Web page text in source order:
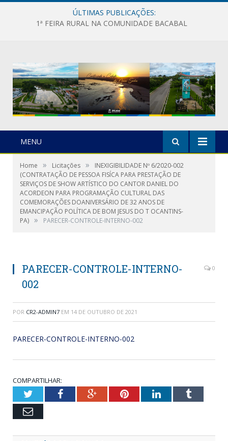
ÚLTIMAS PUBLICAÇÕES:
1ª FEIRA RURAL NA COMUNIDADE BACABAL
MENU
Home » Licitações »
INEXIGIBILIDADE Nº 6/2020-002
(CONTRATAÇÃO DE PESSOA FISÍCA PARA PRESTAÇÃO DE
SERVIÇOS DE SHOW ARTÍSTICO DO CANTOR DANIEL DO
ACORDEON PARA PROGRAMAÇÃO CULTURAL DAS
COMEMORAÇÕES DOANIVERSÁRIO DE 32 ANOS DE
EMANCIPAÇÃO POLÍTICA DE BOM JESUS DO T OCANTINS-
PA) » PARECER-CONTROLE-INTERNO-002
PARECER-CONTROLE-INTERNO-
002
0
POR CR2-ADMIN7 EM 14 DE OUTUBRO DE 2021
PARECER-CONTROLE-INTERNO-002
COMPARTILHAR:
TwitterFacebookGoogle+PinterestLinkedInTumblr
Email